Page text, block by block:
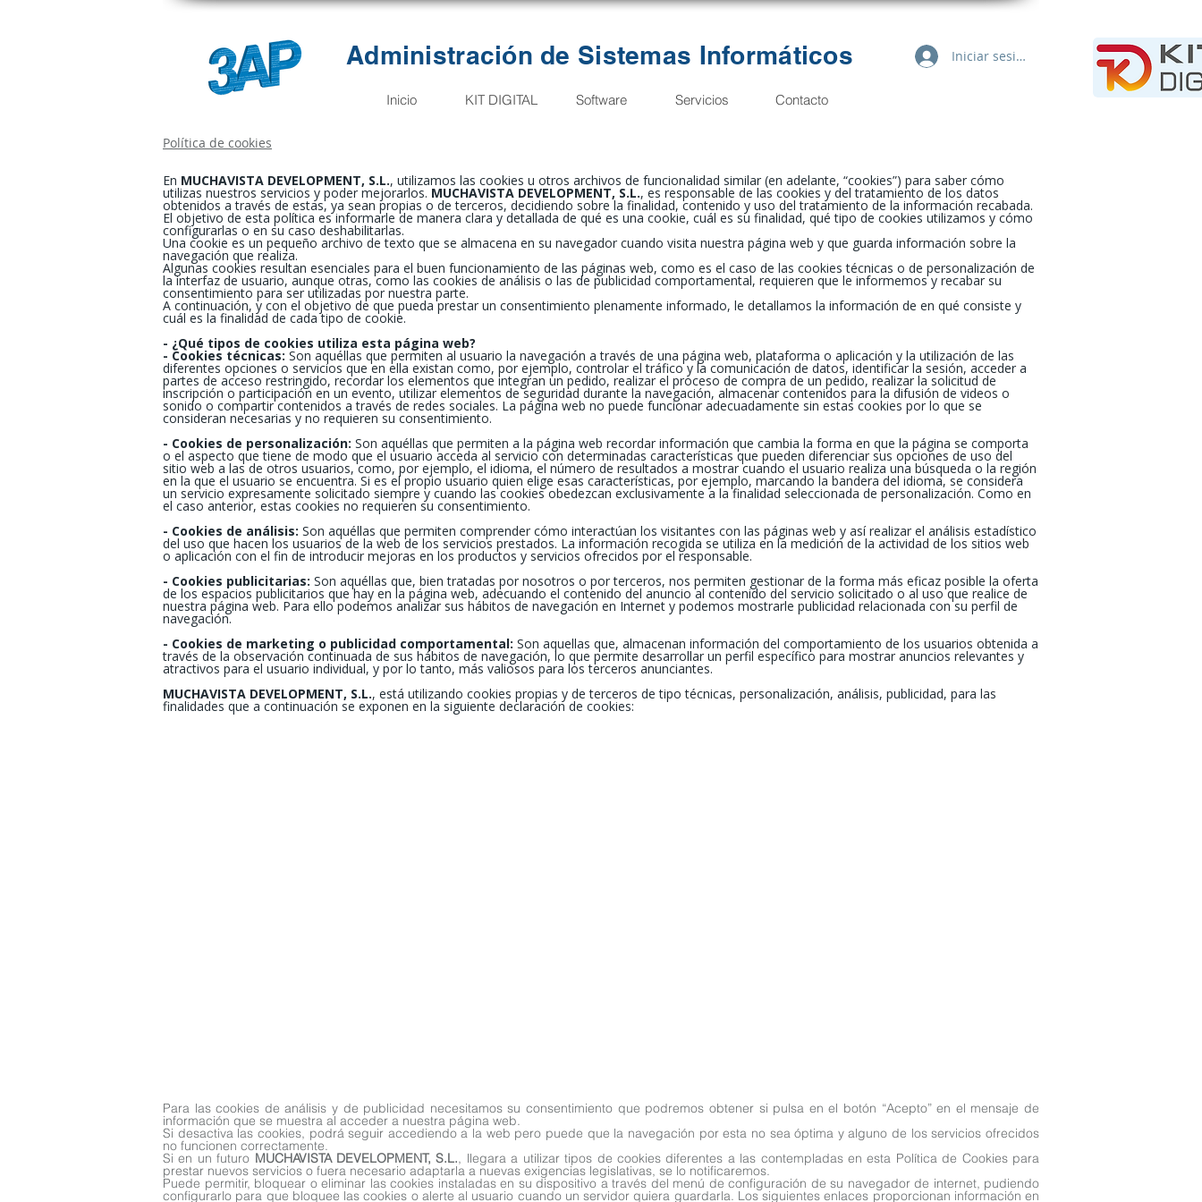
Administración de Sistemas Informáticos Iniciar sesión
Inicio KIT DIGITAL Software Servicios Contacto
Política de cookies
En MUCHAVISTA DEVELOPMENT, S.L., utilizamos las cookies u otros archivos de funcionalidad similar (en adelante, “cookies”) para saber cómo
utilizas nuestros servicios y poder mejorarlos. MUCHAVISTA DEVELOPMENT, S.L., es responsable de las cookies y del tratamiento de los datos
obtenidos a través de estas, ya sean propias o de terceros, decidiendo sobre la finalidad, contenido y uso del tratamiento de la información recabada.
El objetivo de esta política es informarle de manera clara y detallada de qué es una cookie, cuál es su finalidad, qué tipo de cookies utilizamos y cómo
configurarlas o en su caso deshabilitarlas.
Una cookie es un pequeño archivo de texto que se almacena en su navegador cuando visita nuestra página web y que guarda información sobre la
navegación que realiza.
Algunas cookies resultan esenciales para el buen funcionamiento de las páginas web, como es el caso de las cookies técnicas o de personalización de
la interfaz de usuario, aunque otras, como las cookies de análisis o las de publicidad comportamental, requieren que le informemos y recabar su
consentimiento para ser utilizadas por nuestra parte.
A continuación, y con el objetivo de que pueda prestar un consentimiento plenamente informado, le detallamos la información de en qué consiste y
cuál es la finalidad de cada tipo de cookie.
- ¿Qué tipos de cookies utiliza esta página web?
- Cookies técnicas: Son aquéllas que permiten al usuario la navegación a través de una página web, plataforma o aplicación y la utilización de las
diferentes opciones o servicios que en ella existan como, por ejemplo, controlar el tráfico y la comunicación de datos, identificar la sesión, acceder a
partes de acceso restringido, recordar los elementos que integran un pedido, realizar el proceso de compra de un pedido, realizar la solicitud de
inscripción o participación en un evento, utilizar elementos de seguridad durante la navegación, almacenar contenidos para la difusión de videos o
sonido o compartir contenidos a través de redes sociales. La página web no puede funcionar adecuadamente sin estas cookies por lo que se
consideran necesarias y no requieren su consentimiento.
- Cookies de personalización: Son aquéllas que permiten a la página web recordar información que cambia la forma en que la página se comporta
o el aspecto que tiene de modo que el usuario acceda al servicio con determinadas características que pueden diferenciar sus opciones de uso del
sitio web a las de otros usuarios, como, por ejemplo, el idioma, el número de resultados a mostrar cuando el usuario realiza una búsqueda o la región
en la que el usuario se encuentra. Si es el propio usuario quien elige esas características, por ejemplo, marcando la bandera del idioma, se considera
un servicio expresamente solicitado siempre y cuando las cookies obedezcan exclusivamente a la finalidad seleccionada de personalización. Como en
el caso anterior, estas cookies no requieren su consentimiento.
- Cookies de análisis: Son aquéllas que permiten comprender cómo interactúan los visitantes con las páginas web y así realizar el análisis estadístico
del uso que hacen los usuarios de la web de los servicios prestados. La información recogida se utiliza en la medición de la actividad de los sitios web
o aplicación con el fin de introducir mejoras en los productos y servicios ofrecidos por el responsable.
- Cookies publicitarias: Son aquéllas que, bien tratadas por nosotros o por terceros, nos permiten gestionar de la forma más eficaz posible la oferta
de los espacios publicitarios que hay en la página web, adecuando el contenido del anuncio al contenido del servicio solicitado o al uso que realice de
nuestra página web. Para ello podemos analizar sus hábitos de navegación en Internet y podemos mostrarle publicidad relacionada con su perfil de
navegación.
- Cookies de marketing o publicidad comportamental: Son aquellas que, almacenan información del comportamiento de los usuarios obtenida a
través de la observación continuada de sus hábitos de navegación, lo que permite desarrollar un perfil específico para mostrar anuncios relevantes y
atractivos para el usuario individual, y por lo tanto, más valiosos para los terceros anunciantes.
MUCHAVISTA DEVELOPMENT, S.L., está utilizando cookies propias y de terceros de tipo técnicas, personalización, análisis, publicidad, para las
finalidades que a continuación se exponen en la siguiente declaración de cookies:
Para las cookies de análisis y de publicidad necesitamos su consentimiento que podremos obtener si pulsa en el botón “Acepto” en el mensaje de
información que se muestra al acceder a nuestra página web.
Si desactiva las cookies, podrá seguir accediendo a la web pero puede que la navegación por esta no sea óptima y alguno de los servicios ofrecidos
no funcionen correctamente.
Si en un futuro MUCHAVISTA DEVELOPMENT, S.L., llegara a utilizar tipos de cookies diferentes a las contempladas en esta Política de Cookies para
prestar nuevos servicios o fuera necesario adaptarla a nuevas exigencias legislativas, se lo notificaremos.
Puede permitir, bloquear o eliminar las cookies instaladas en su dispositivo a través del menú de configuración de su navegador de internet, pudiendo
configurarlo para que bloquee las cookies o alerte al usuario cuando un servidor quiera guardarla. Los siguientes enlaces proporcionan información en